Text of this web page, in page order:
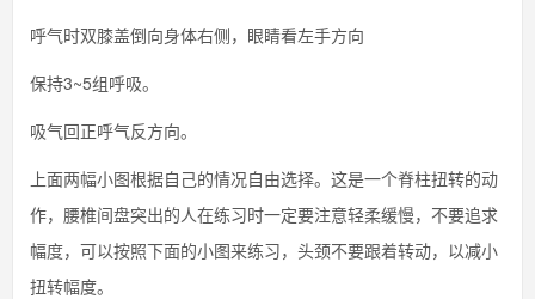
呼气时双膝盖倒向身体右侧，眼睛看左手方向
保持3~5组呼吸。
吸气回正呼气反方向。
上面两幅小图根据自己的情况自由选择。这是一个脊柱扭转的动
作，腰椎间盘突出的人在练习时一定要注意轻柔缓慢，不要追求
幅度，可以按照下面的小图来练习，头颈不要跟着转动，以减小
扭转幅度。